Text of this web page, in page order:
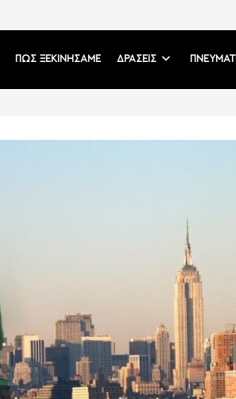
ΠΩΣ ΞΕΚΙΝΗΣΑΜΕ ΔΡΑΣΕΙΣ